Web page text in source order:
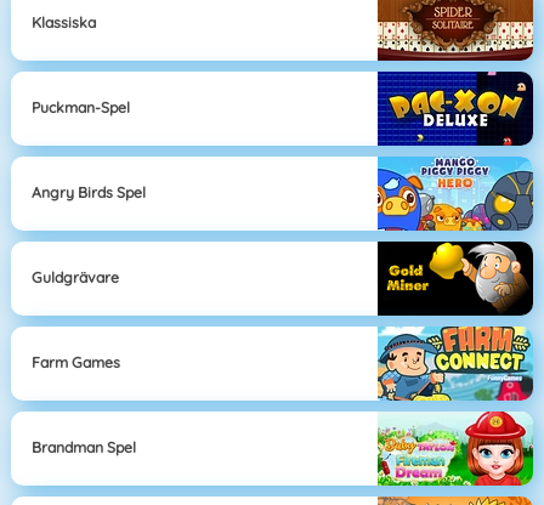
Klassiska
Puckman-Spel
Angry Birds Spel
Guldgrävare
Farm Games
Brandman Spel